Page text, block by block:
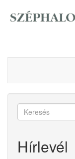
Keresés
Hírlevél